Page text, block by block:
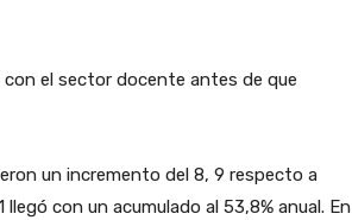
con el sector docente antes de que
un incremento del 8, 9 respecto a
con un acumulado al 53,8% anual. En